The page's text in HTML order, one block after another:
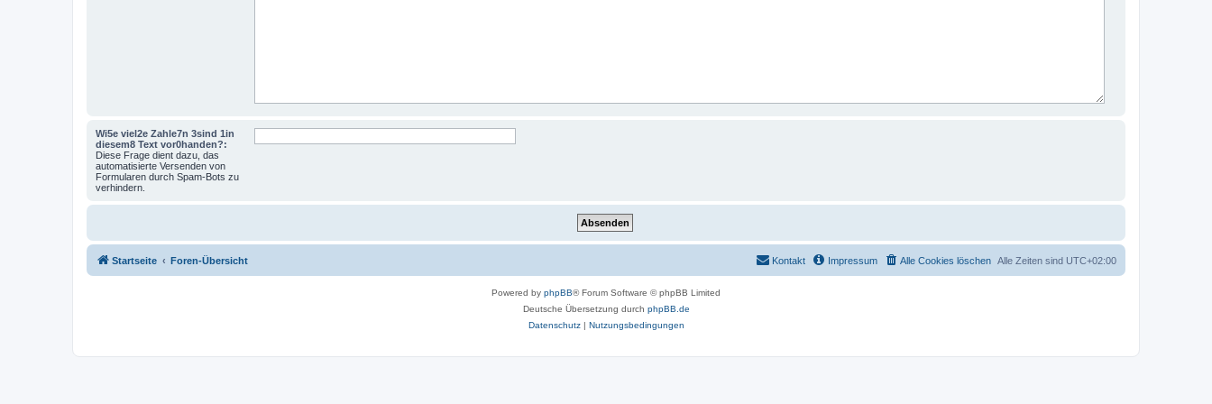
Wi5e viel2e Zahle7n 3sind 1in
diesem8 Text vor0handen?:
Diese Frage dient dazu, das
automatisierte Versenden von
Formularen durch Spam-Bots zu
verhindern.
Startseite Foren-Übersicht Alle Zeiten sind UTC+02:00
Alle Cookies löschen
Impressum
Kontakt
Powered by phpBB® Forum Software © phpBB Limited
Deutsche Übersetzung durch phpBB.de
Datenschutz| Nutzungsbedingungen